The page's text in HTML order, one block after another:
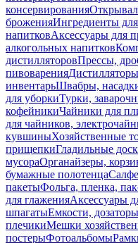
консервирования
броженияИнгредиенты
напитковАксессуары для
алкогольных напитков
дистилляторовПрессы,
пивоварения
инвентарьШвабры,
для уборкиТурки,
кофейникиЧайники для
для чайников,
кувшиныХозяйственные
прищепкиГладильные
мусораОрганайзеры,
бумажные полотенца
пакетыФольга, пленка,
для глаженияАксессуары
шпагатыЕмкости,
плечикиМешки
постерыФотоальбомы